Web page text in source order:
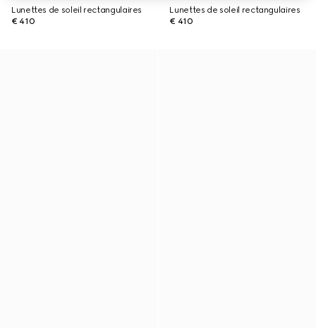
Lunettes de soleil rectangulaires
€ 410
Lunettes de soleil rectangulaires
€ 410